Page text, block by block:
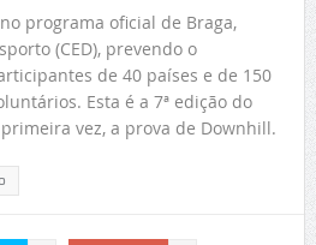
programa oficial de Braga,
(CED), prevendo o
de 40 países e de 150
Esta é a 7ª edição do
vez, a prova de Downhill.